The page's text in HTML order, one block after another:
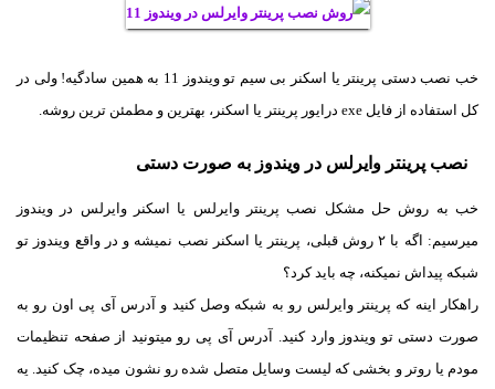
خب نصب دستی پرینتر یا اسکنر بی سیم تو ویندوز 11 به همین سادگیه! ولی در
کل استفاده از فایل exe درایور پرینتر یا اسکنر، بهترین و مطمئن ترین روشه.
نصب پرینتر وایرلس در ویندوز به صورت دستی
خب به روش حل مشکل نصب پرینتر وایرلس یا اسکنر وایرلس در ویندوز
میرسیم: اگه با ۲ روش قبلی، پرینتر یا اسکنر نصب نمیشه و در واقع ویندوز تو
شبکه پیداش نمیکنه، چه باید کرد؟
راهکار اینه که پرینتر وایرلس رو به شبکه وصل کنید و آدرس آی پی اون رو به
صورت دستی تو ویندوز وارد کنید. آدرس آی پی رو میتونید از صفحه تنظیمات
مودم یا روتر و بخشی که لیست وسایل متصل شده رو نشون میده، چک کنید. یه